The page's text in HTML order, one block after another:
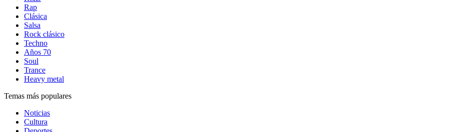
Rap
Clásica
Salsa
Rock clásico
Techno
Años 70
Soul
Trance
Heavy metal
Temas más populares
Noticias
Cultura